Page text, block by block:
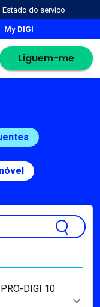
Estado do serviço
My DIGI
Liguem-me
DIGI 10